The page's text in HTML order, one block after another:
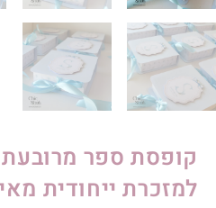
קופסת ספר
למזכרת ייחודית